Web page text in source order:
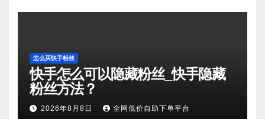
怎么买快手粉丝
快手怎么可以隐藏粉丝_快手隐藏
粉丝方法？
2026年8月8日 全网低价自助下单平台